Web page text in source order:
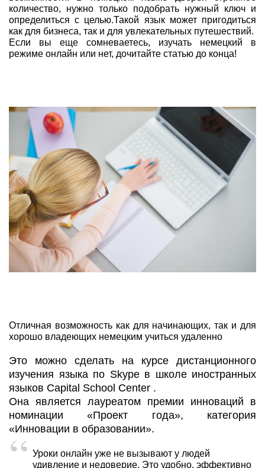
количество, нужно только подобрать нужный ключ и
определиться с целью.Такой язык может пригодиться
как для бизнеса, так и для увлекательных путешествий.
Если вы еще сомневаетесь, изучать немецкий в
режиме онлайн или нет, дочитайте статью до конца!
Отличная возможность как для начинающих, так и для
хорошо владеющих немецким учиться удаленно
Это можно сделать на курсе дистанционного
изучения языка по Skype в школе иностранных
языков Capital School Center .
Она является лауреатом премии инноваций в
номинации «Проект года», категория
«Инновации в образовании».
Уроки онлайн уже не вызывают у людей
удивление и недоверие. Это удобно, эффективно